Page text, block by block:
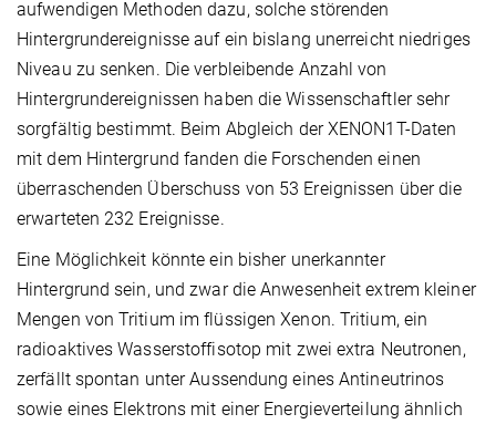
aufwendigen Methoden dazu, solche störenden
Hintergrundereignisse auf ein bislang unerreicht niedriges
Niveau zu senken. Die verbleibende Anzahl von
Hintergrundereignissen haben die Wissenschaftler sehr
sorgfältig bestimmt. Beim Abgleich der XENON1T-Daten
mit dem Hintergrund fanden die Forschenden einen
überraschenden Überschuss von 53 Ereignissen über die
erwarteten 232 Ereignisse.
Eine Möglichkeit könnte ein bisher unerkannter
Hintergrund sein, und zwar die Anwesenheit extrem kleiner
Mengen von Tritium im flüssigen Xenon. Tritium, ein
radioaktives Wasserstoffisotop mit zwei extra Neutronen,
zerfällt spontan unter Aussendung eines Antineutrinos
sowie eines Elektrons mit einer Energieverteilung ähnlich